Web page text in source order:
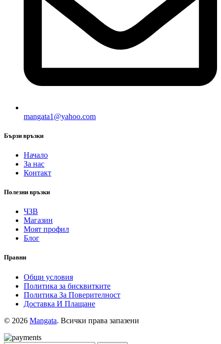
mangata1@yahoo.com
Бързи връзки
Начало
За нас
Контакт
Полезни връзки
ЧЗВ
Магазин
Моят профил
Блог
Правни
Общи условия
Политика за бисквитките
Политика За Поверителност
Доставка И Плащане
© 2026 Mangata. Всички права запазени